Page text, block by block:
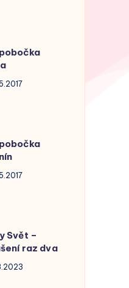
Svět –
raz dva